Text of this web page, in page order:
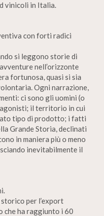
vinicoli in Italia.
con forti radici
si leggono storie di
nell’orizzonte
fortunosa, quasi si sia
Ogni narrazione,
ci sono gli uomini (o
il territorio in cui
tipo di prodotto; i fatti
Grande Storia, declinati
in maniera più o meno
inevitabilmente il
per l’export
che ha raggiunto i 60